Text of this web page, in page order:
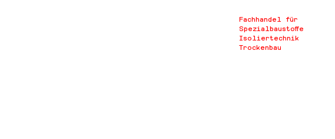
Fachhandel für
Spezialbaustoffe
Isoliertechnik
Trockenbau